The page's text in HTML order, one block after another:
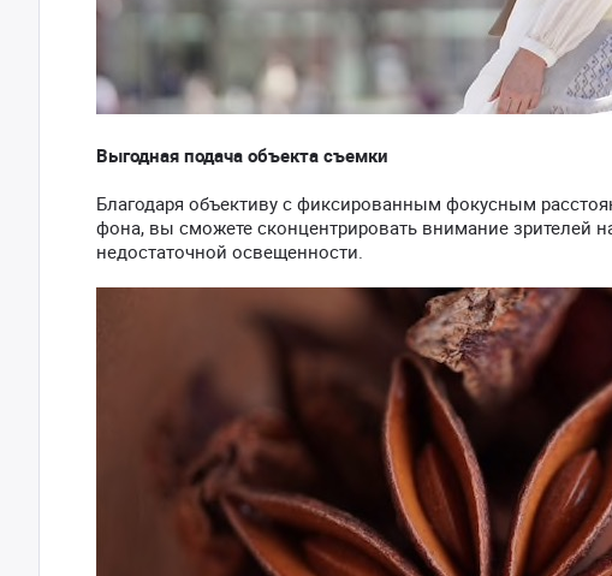
Выгодная подача объекта съемки
Благодаря объективу с фиксированным фокусным
фона, вы сможете сконцентрировать внимание зрителей
недостаточной освещенности.